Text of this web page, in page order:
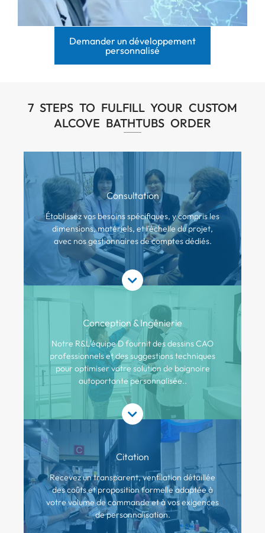
Demander un développement
personnalisé
7 STEPS TO FULFILL YOUR CUSTOM
ALCOVE BATHTUBS ORDER
Consultation
Établissez vos besoins spécifiques, y compris les
dimensions, matériels, et l'échelle du projet,
avec nos gestionnaires de comptes dédiés.
Conception & Ingénierie
Notre R&L'équipe D fournit des dessins CAO
professionnels et des suggestions techniques
pour optimiser votre solution de baignoire
autoportante personnalisée..
Citation
Recevez un transparent, ventilation détaillée
des coûts et proposition formelle adaptée à
votre volume de commande et à vos exigences
de personnalisation.